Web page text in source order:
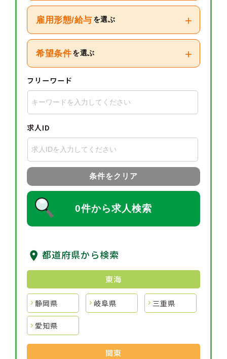
雇用形態/給与 を選ぶ +
希望条件 を選ぶ +
フリーワード
求人ID
条件をクリア
0件から求人検索
都道府県から検索
東海
静岡県 岐阜県 三重県
愛知県
関東